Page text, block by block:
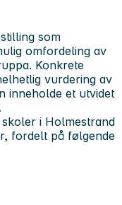
som
omfordeling av
Konkrete
vurdering av
inneholde et utvidet
i Holmestrand
fordelt på følgende